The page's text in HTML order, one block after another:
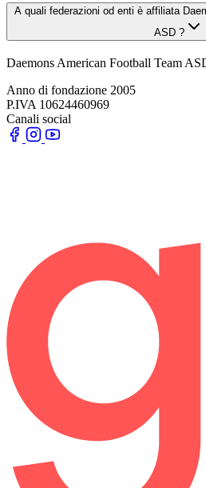
A quali federazioni od enti è affiliata
ASD ?
Daemons American Football Team
Anno di fondazione 2005
P.IVA 10624460969
Canali social